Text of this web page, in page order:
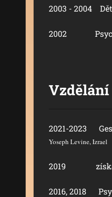
2003 - 2004
2002
Vzdělání
2021-2023
Yoseph Levine, Izrael
2019 získání
2016, 2018